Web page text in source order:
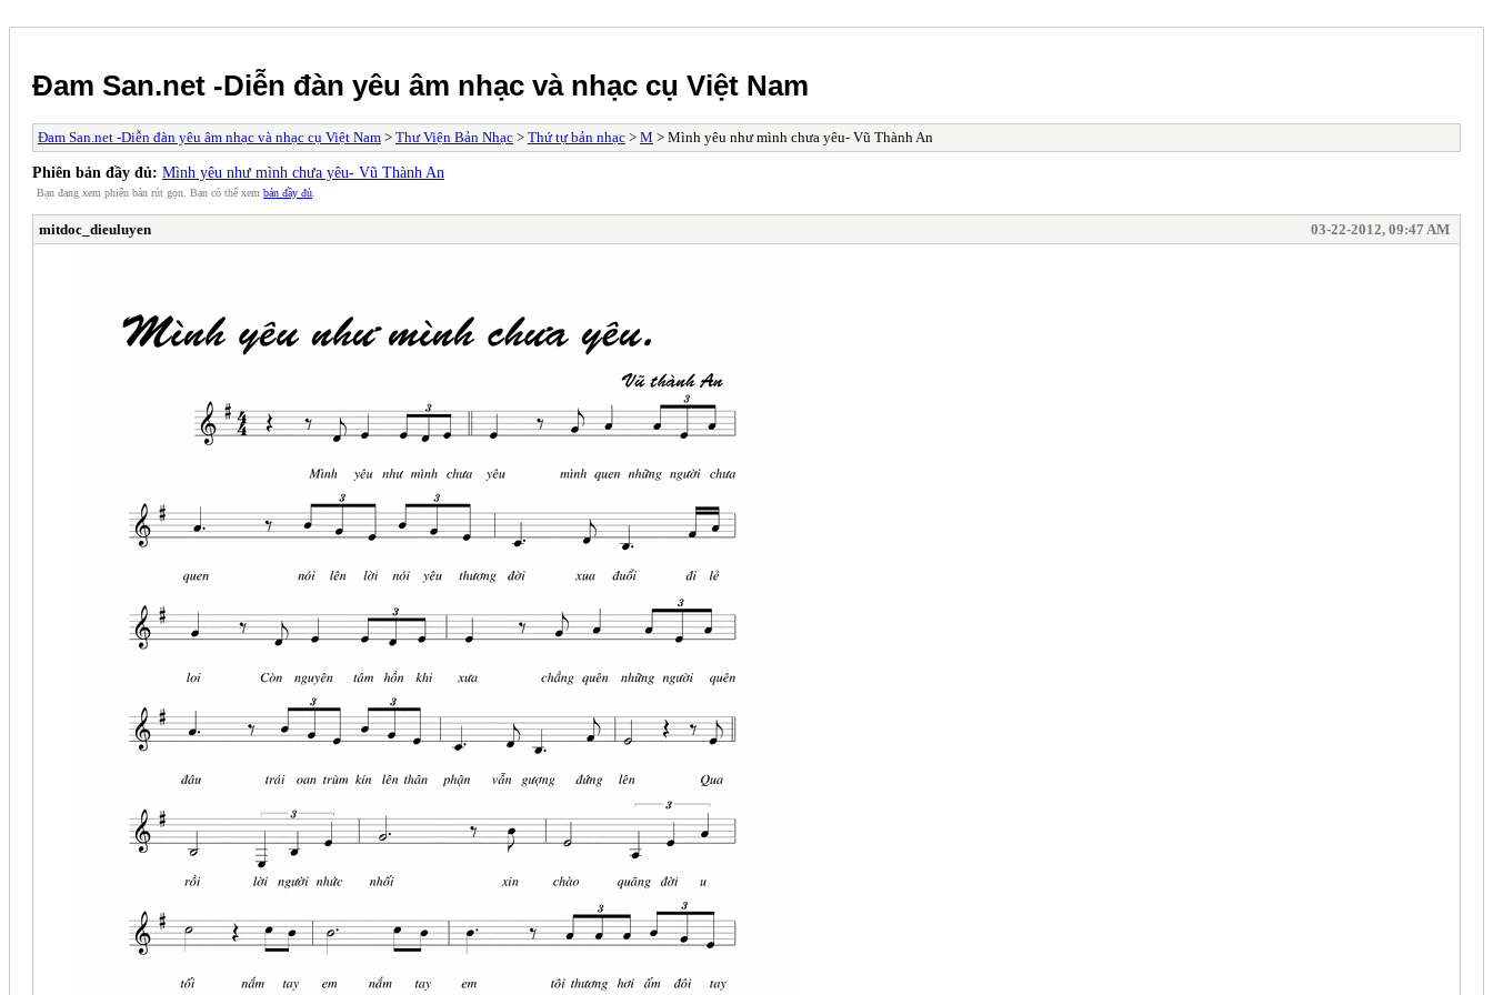
Đam San.net -Diễn đàn yêu âm nhạc và nhạc cụ Việt Nam
Đam San.net -Diễn đàn yêu âm nhạc và nhạc cụ Việt Nam > Thư Viện Bản Nhạc > Thứ tự bản nhạc > M > Mình yêu như mình chưa yêu- Vũ Thành An
Phiên bản đầy đủ: Mình yêu như mình chưa yêu- Vũ Thành An
Bạn đang xem phiên bản rút gọn. Bạn có thể xem bản đầy đủ
mitdoc_dieuluyen 03-22-2012, 09:47 AM